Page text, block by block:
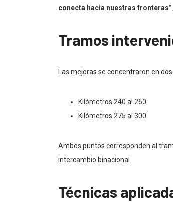
conecta hacia nuestras fronteras”.
Tramos
Las mejoras se concentraron en
Kilómetros 240 al 260
Kilómetros 275 al 300
Ambos puntos corresponden al
intercambio binacional.
Técnicas